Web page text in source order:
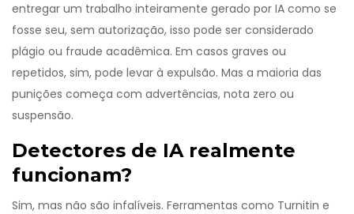
entregar um trabalho inteiramente gerado por IA como se
fosse seu, sem autorização, isso pode ser considerado
plágio ou fraude acadêmica. Em casos graves ou
repetidos, sim, pode levar à expulsão. Mas a maioria das
punições começa com advertências, nota zero ou
suspensão.
Detectores de IA realmente
funcionam?
Sim, mas não são infalíveis. Ferramentas como Turnitin e